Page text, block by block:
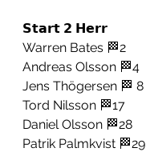
𝗦𝘁𝗮𝗿𝘁 𝟮 𝗛𝗲𝗿𝗿
Warren Bates 🏁2
Andreas Olsson 🏁4
Jens Thögersen 🏁 8
Tord Nilsson 🏁17
Daniel Olsson 🏁28
Patrik Palmkvist 🏁29